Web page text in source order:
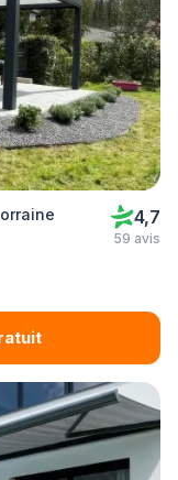
4,7
59 avis